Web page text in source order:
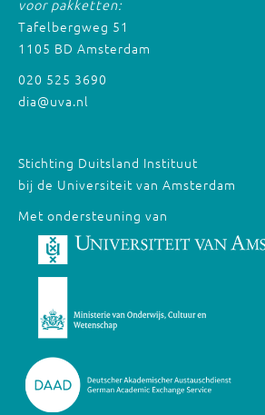
voor pakketten:
Tafelbergweg 51
1105 BD Amsterdam
020 525 3690
dia@uva.nl
Stichting Duitsland Instituut
bij de Universiteit van Amsterdam
Met ondersteuning van